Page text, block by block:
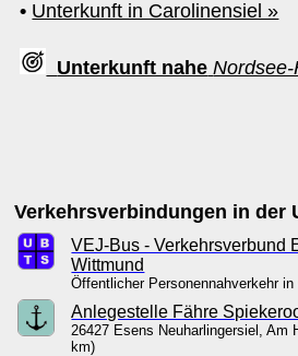
• Unterkunft in Carolinensiel »
Unterkunft nahe
Verkehrsverbindungen in der
VEJ-Bus - Verkehrsverbund
Wittmund
Öffentlicher Personennahverkehr
Anlegestelle Fähre
26427 Esens Neuharlingersiel,
km)